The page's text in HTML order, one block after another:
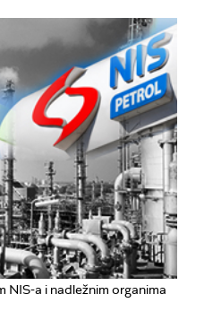
NIS-a i nadležnim organima